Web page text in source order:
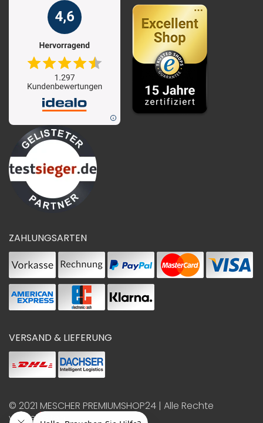
ZAHLUNGSARTEN
VERSAND & LIEFERUNG
© 2021 MESCHER PREMIUMSHOP24 | Alle Rechte
vorbehalten